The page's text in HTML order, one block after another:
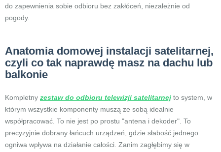
do zapewnienia sobie odbioru bez zakłóceń, niezależnie od
pogody.
Anatomia domowej instalacji satelitarnej,
czyli co tak naprawdę masz na dachu lub
balkonie
Kompletny zestaw do odbioru telewizji satelitarnej to system, w
którym wszystkie komponenty muszą ze sobą idealnie
współpracować. To nie jest po prostu "antena i dekoder". To
precyzyjnie dobrany łańcuch urządzeń, gdzie słabość jednego
ogniwa wpływa na działanie całości. Zanim zagłębimy się w